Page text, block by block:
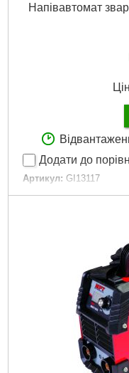
Напівавтомат
Додати до
Артикул: GI13117
Код товару: 20.69.38
Діапазон
Корисне навантаження:
Клас ізоляції: Ф
Діаметр дроту, що
Габаритні розміри:
Вага апарату: 78 кг
Регулювання напруги:
0,8-1,0 мм
Сила струму: 35-200 А